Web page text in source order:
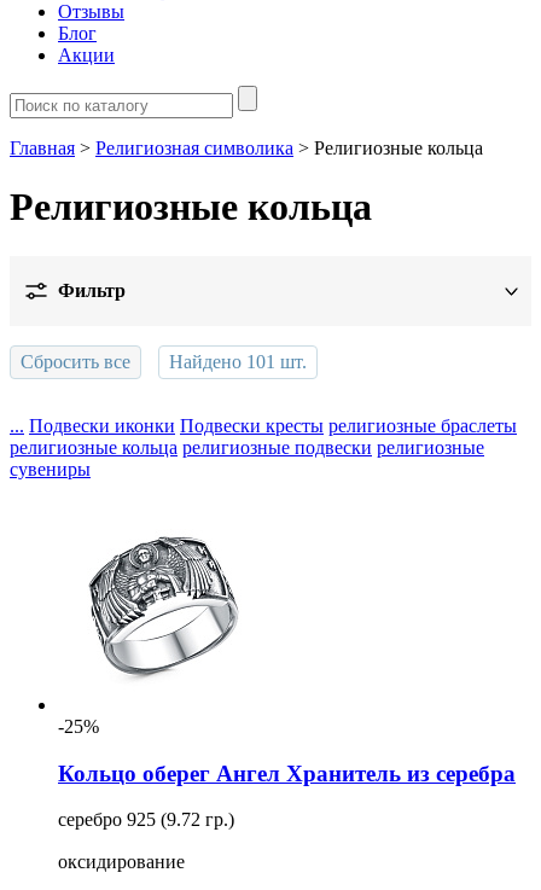
Отзывы
Блог
Акции
Главная > Религиозная символика > Религиозные кольца
Религиозные кольца
Фильтр
Цена
Дизайн
Обработка
Тип замка
Сбросить все Найдено 101 шт.
... Подвески иконки Подвески кресты религиозные браслеты
религиозные кольца религиозные подвески религиозные
сувениры
-25%
Кольцо оберег Ангел Хранитель из серебра
серебро 925 (9.72 гр.)
оксидирование